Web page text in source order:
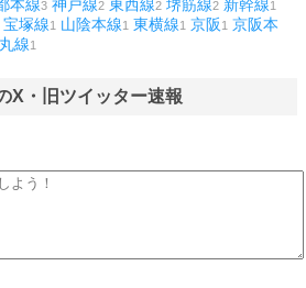
本線3 神戸線2 東西線2 堺筋線2 新幹線1
宝塚線1 山陰本線1 東横線1 京阪 1 京阪本
線1
X・旧ツイッター速報